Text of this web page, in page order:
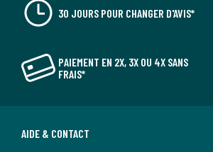
30 JOURS POUR CHANGER D'AVIS*
PAIEMENT EN 2X, 3X OU 4X SANS
FRAIS*
AIDE & CONTACT